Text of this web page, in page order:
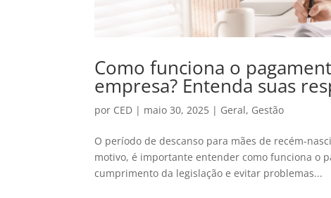
Como funciona o
empresa? Entenda suas
por CED | maio 30, 2025 | Geral, Gestão
O período de descanso para mães de recém-
motivo, é importante entender como funciona o
cumprimento da legislação e evitar problemas...